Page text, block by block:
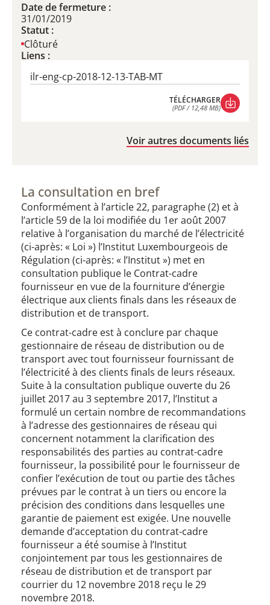
Date de fermeture :
31/01/2019
Statut :
Clôturé
Liens :
ilr-eng-cp-2018-12-13-TAB-MT
TÉLÉCHARGER
(PDF / 12,48 MB)
Voir autres documents liés
La consultation en bref
​Conformément à l’article 22, paragraphe (2) et à
l’article 59 de la loi modifiée du 1er août 2007
relative à l’organisation du marché de l’électricité
(ci-après: « Loi ») l’Institut Luxembourgeois de
Régulation (ci-après: « l’Institut ») met en
consultation publique le Contrat-cadre
fournisseur en vue de la fourniture d’énergie
électrique aux clients finals dans les réseaux de
distribution et de transport.
Ce contrat-cadre est à conclure par chaque
gestionnaire de réseau de distribution ou de
transport avec tout fournisseur fournissant de
l’électricité à des clients finals de leurs réseaux.
Suite à la consultation publique ouverte du 26
juillet 2017 au 3 septembre 2017, l’Institut a
formulé un certain nombre de recommandations
à l’adresse des gestionnaires de réseau qui
concernent notamment la clarification des
responsabilités des parties au contrat-cadre
fournisseur, la possibilité pour le fournisseur de
confier l’exécution de tout ou partie des tâches
prévues par le contrat à un tiers ou encore la
précision des conditions dans lesquelles une
garantie de paiement est exigée. Une nouvelle
demande d’acceptation du contrat-cadre
fournisseur a été soumise à l’Institut
conjointement par tous les gestionnaires de
réseau de distribution et de transport par
courrier du 12 novembre 2018 reçu le 29
novembre 2018.